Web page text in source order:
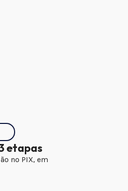
etapas
no PIX, em